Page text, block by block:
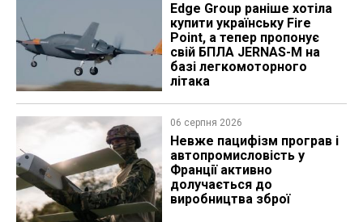
Edge Group раніше хотіла
купити українську Fire
Point, а тепер пропонує
свій БПЛА JERNAS-M на
базі легкомоторного
літака
06 серпня 2026
Невже пацифізм програв і
автопромисловість у
Франції активно
долучається до
виробництва зброї